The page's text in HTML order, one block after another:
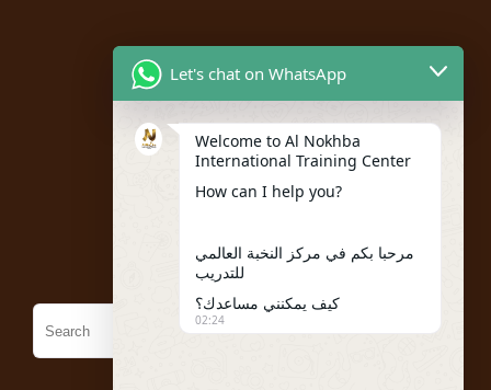
Resources
Student Registration
My account
Let's chat on WhatsApp
Welcome to Al Nokhba
International Training Center
How can I help you?
مرحبا بكم في مركز النخبة العالمي
للتدريب
كيف يمكنني مساعدك؟
02:24